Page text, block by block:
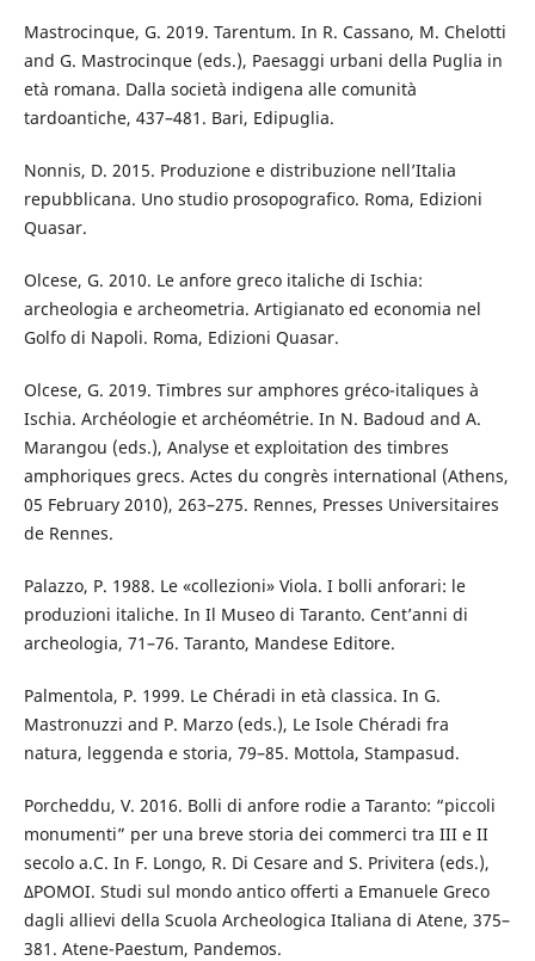
Mastrocinque, G. 2019. Tarentum. In R. Cassano, M. Chelotti
and G. Mastrocinque (eds.), Paesaggi urbani della Puglia in
età romana. Dalla società indigena alle comunità
tardoantiche, 437–481. Bari, Edipuglia.
Nonnis, D. 2015. Produzione e distribuzione nell’Italia
repubblicana. Uno studio prosopografico. Roma, Edizioni
Quasar.
Olcese, G. 2010. Le anfore greco italiche di Ischia:
archeologia e archeometria. Artigianato ed economia nel
Golfo di Napoli. Roma, Edizioni Quasar.
Olcese, G. 2019. Timbres sur amphores gréco-italiques à
Ischia. Archéologie et archéométrie. In N. Badoud and A.
Marangou (eds.), Analyse et exploitation des timbres
amphoriques grecs. Actes du congrès international (Athens,
05 February 2010), 263–275. Rennes, Presses Universitaires
de Rennes.
Palazzo, P. 1988. Le «collezioni» Viola. I bolli anforari: le
produzioni italiche. In Il Museo di Taranto. Cent’anni di
archeologia, 71–76. Taranto, Mandese Editore.
Palmentola, P. 1999. Le Chéradi in età classica. In G.
Mastronuzzi and P. Marzo (eds.), Le Isole Chéradi fra
natura, leggenda e storia, 79–85. Mottola, Stampasud.
Porcheddu, V. 2016. Bolli di anfore rodie a Taranto: “piccoli
monumenti” per una breve storia dei commerci tra III e II
secolo a.C. In F. Longo, R. Di Cesare and S. Privitera (eds.),
ΔΡΟΜΟΙ. Studi sul mondo antico offerti a Emanuele Greco
dagli allievi della Scuola Archeologica Italiana di Atene, 375–
381. Atene-Paestum, Pandemos.